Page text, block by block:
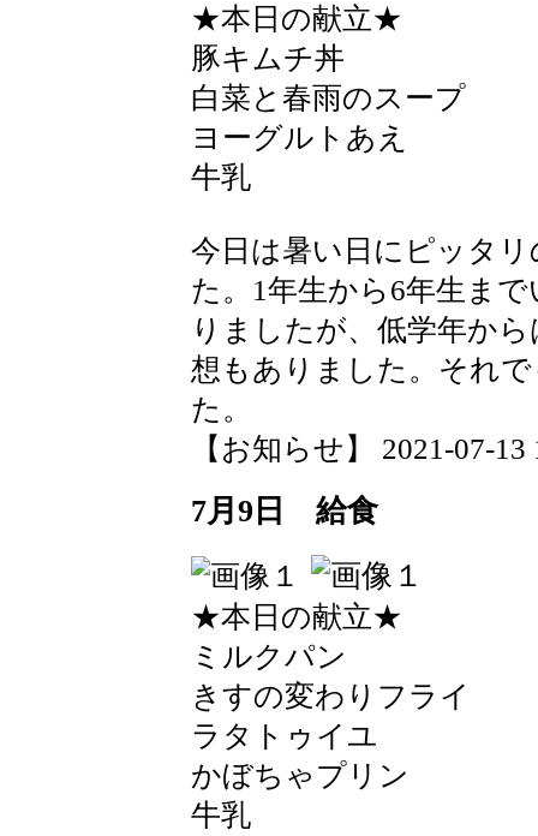
★本日の献立★
豚キムチ丼
白菜と春雨のスープ
ヨーグルトあえ
牛乳
今日は暑い日にピッタ
た。1年生から6年生ま
りましたが、低学年か
想もありました。それ
た。
【お知らせ】 2021-07-13
7月9日 給食
★本日の献立★
ミルクパン
きすの変わりフライ
ラタトゥイユ
かぼちゃプリン
牛乳